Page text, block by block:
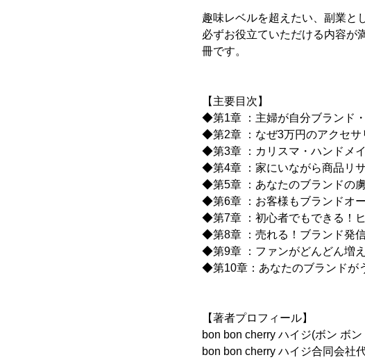
趣味レベルを超えたい、副業と
必ずお役立ていただける内容が
冊です。
【主要目次】
◆第1章 ：主婦が自分ブランド
◆第2章 ：なぜ3万円のアクセ
◆第3章 ：カリスマ・ハンドメ
◆第4章 ：家にいながら商品リ
◆第5章 ：あなたのブランドの
◆第6章 ：お客様もブランドオ
◆第7章 ：初心者でもできる！
◆第8章 ：売れる！ブランド発
◆第9章 ：ファンがどんどん増
◆第10章：あなたのブランドが
【著者プロフィール】
bon bon cherry ハイジ(ボン ボ
bon bon cherry ハイジ合同会社